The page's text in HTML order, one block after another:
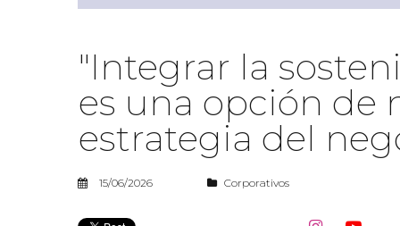
"Integrar la
es una opción de
estrategia del
15/06/2026 Corporativos